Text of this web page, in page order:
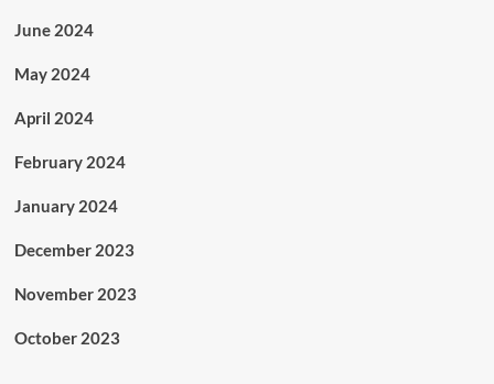
June 2024
May 2024
April 2024
February 2024
January 2024
December 2023
November 2023
October 2023